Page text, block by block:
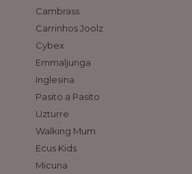
Cambrass
Carrinhos Joolz
Cybex
Emmaljunga
Inglesina
Pasito a Pasito
Uzturre
Walking Mum
Ecus Kids
Micuna